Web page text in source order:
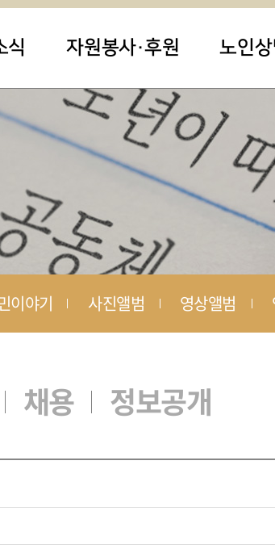
식 자원봉사·후원 노인상
이야기 사진앨범 영상앨범
채용 정보공개